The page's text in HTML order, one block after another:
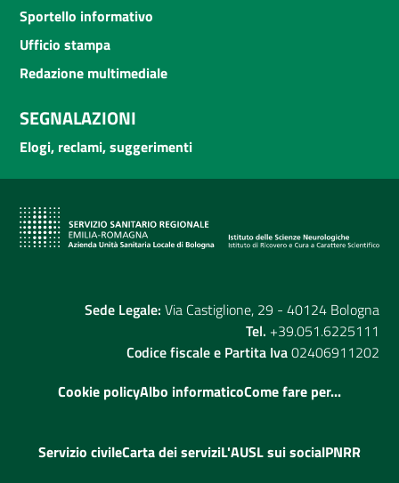
Sportello informativo
Ufficio stampa
Redazione multimediale
SEGNALAZIONI
Elogi, reclami, suggerimenti
Sede Legale: Via Castiglione, 29 - 40124 Bologna
Tel. +39.051.6225111
Codice fiscale e Partita Iva02406911202
Cookie policyAlbo informaticoCome fare per...
Servizio civileCarta dei serviziL'AUSL sui socialPNRR